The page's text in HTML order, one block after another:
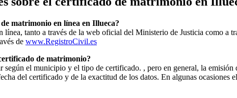
matrimonio en línea en Illueca?
línea, tanto a través de la web oficial del Ministerio de Justicia como a
de www.RegistroCivil.es
de matrimonio?
según el municipio y el tipo de certificado. , pero en general, la
del certificado y de la exactitud de los datos. En algunas